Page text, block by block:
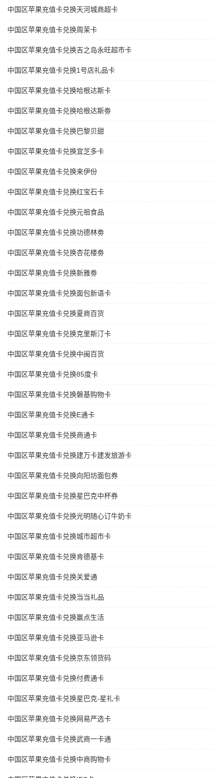
中国区苹果充值卡兑换天河城商超卡
中国区苹果充值卡兑换周茉卡
中国区苹果充值卡兑换吉之岛永旺超市卡
中国区苹果充值卡兑换1号店礼品卡
中国区苹果充值卡兑换哈根达斯卡
中国区苹果充值卡兑换哈根达斯劵
中国区苹果充值卡兑换巴黎贝甜
中国区苹果充值卡兑换宜芝多卡
中国区苹果充值卡兑换来伊份
中国区苹果充值卡兑换红宝石卡
中国区苹果充值卡兑换元祖食品
中国区苹果充值卡兑换功德林劵
中国区苹果充值卡兑换杏花楼劵
中国区苹果充值卡兑换新雅劵
中国区苹果充值卡兑换面包新语卡
中国区苹果充值卡兑换夏商百货
中国区苹果充值卡兑换克里斯汀卡
中国区苹果充值卡兑换中闽百货
中国区苹果充值卡兑换85度卡
中国区苹果充值卡兑换磐基购物卡
中国区苹果充值卡兑换E通卡
中国区苹果充值卡兑换商通卡
中国区苹果充值卡兑换建万卡建发旅游卡
中国区苹果充值卡兑换向阳坊面包券
中国区苹果充值卡兑换星巴克中杯券
中国区苹果充值卡兑换光明随心订牛奶卡
中国区苹果充值卡兑换城市超市卡
中国区苹果充值卡兑换肯德基卡
中国区苹果充值卡兑换关爱通
中国区苹果充值卡兑换当当礼品
中国区苹果充值卡兑换赢点生活
中国区苹果充值卡兑换亚马逊卡
中国区苹果充值卡兑换京东领货码
中国区苹果充值卡兑换付费通卡
中国区苹果充值卡兑换星巴克-星礼卡
中国区苹果充值卡兑换网易严选卡
中国区苹果充值卡兑换武商一卡通
中国区苹果充值卡兑换中商购物卡